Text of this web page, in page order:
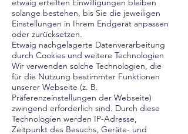
etwaig erteilten Einwilligungen bleiben
solange bestehen, bis Sie die jeweiligen
Einstellungen in Ihrem Endgerät anpassen
oder zurücksetzen.
Etwaig nachgelagerte Datenverarbeitung
durch Cookies und weitere Technologien
Wir verwenden solche Technologien, die
für die Nutzung bestimmter Funktionen
unserer Webseite (z. B.
Präferenzeinstellungen der Webseite)
zwingend erforderlich sind. Durch diese
Technologien werden IP-Adresse,
Zeitpunkt des Besuchs, Geräte- und